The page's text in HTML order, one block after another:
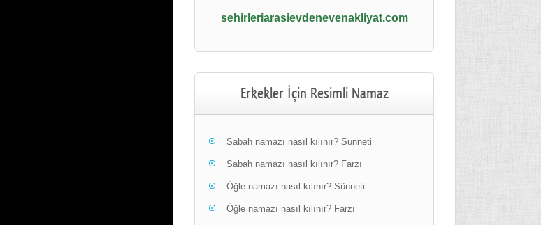
sehirleriarasievdenevenakliyat.com
Erkekler İçin Resimli Namaz
Sabah namazı nasıl kılınır? Sünneti
Sabah namazı nasıl kılınır? Farzı
Öğle namazı nasıl kılınır? Sünneti
Öğle namazı nasıl kılınır? Farzı